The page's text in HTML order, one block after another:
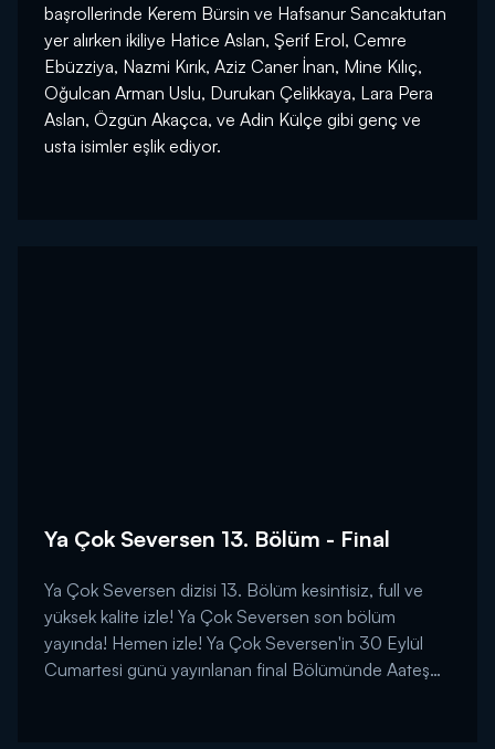
başrollerinde Kerem Bürsin ve Hafsanur Sancaktutan
yer alırken ikiliye Hatice Aslan, Şerif Erol, Cemre
Ebüzziya, Nazmi Kırık, Aziz Caner İnan, Mine Kılıç,
Oğulcan Arman Uslu, Durukan Çelikkaya, Lara Pera
Aslan, Özgün Akaçca, ve Adin Külçe gibi genç ve
usta isimler eşlik ediyor.
Ya Çok Seversen 13. Bölüm - Final
Ya Çok Seversen dizisi 13. Bölüm kesintisiz, full ve
yüksek kalite izle! Ya Çok Seversen son bölüm
yayında! Hemen izle! Ya Çok Seversen'in 30 Eylül
Cumartesi günü yayınlanan final Bölümünde Aateş